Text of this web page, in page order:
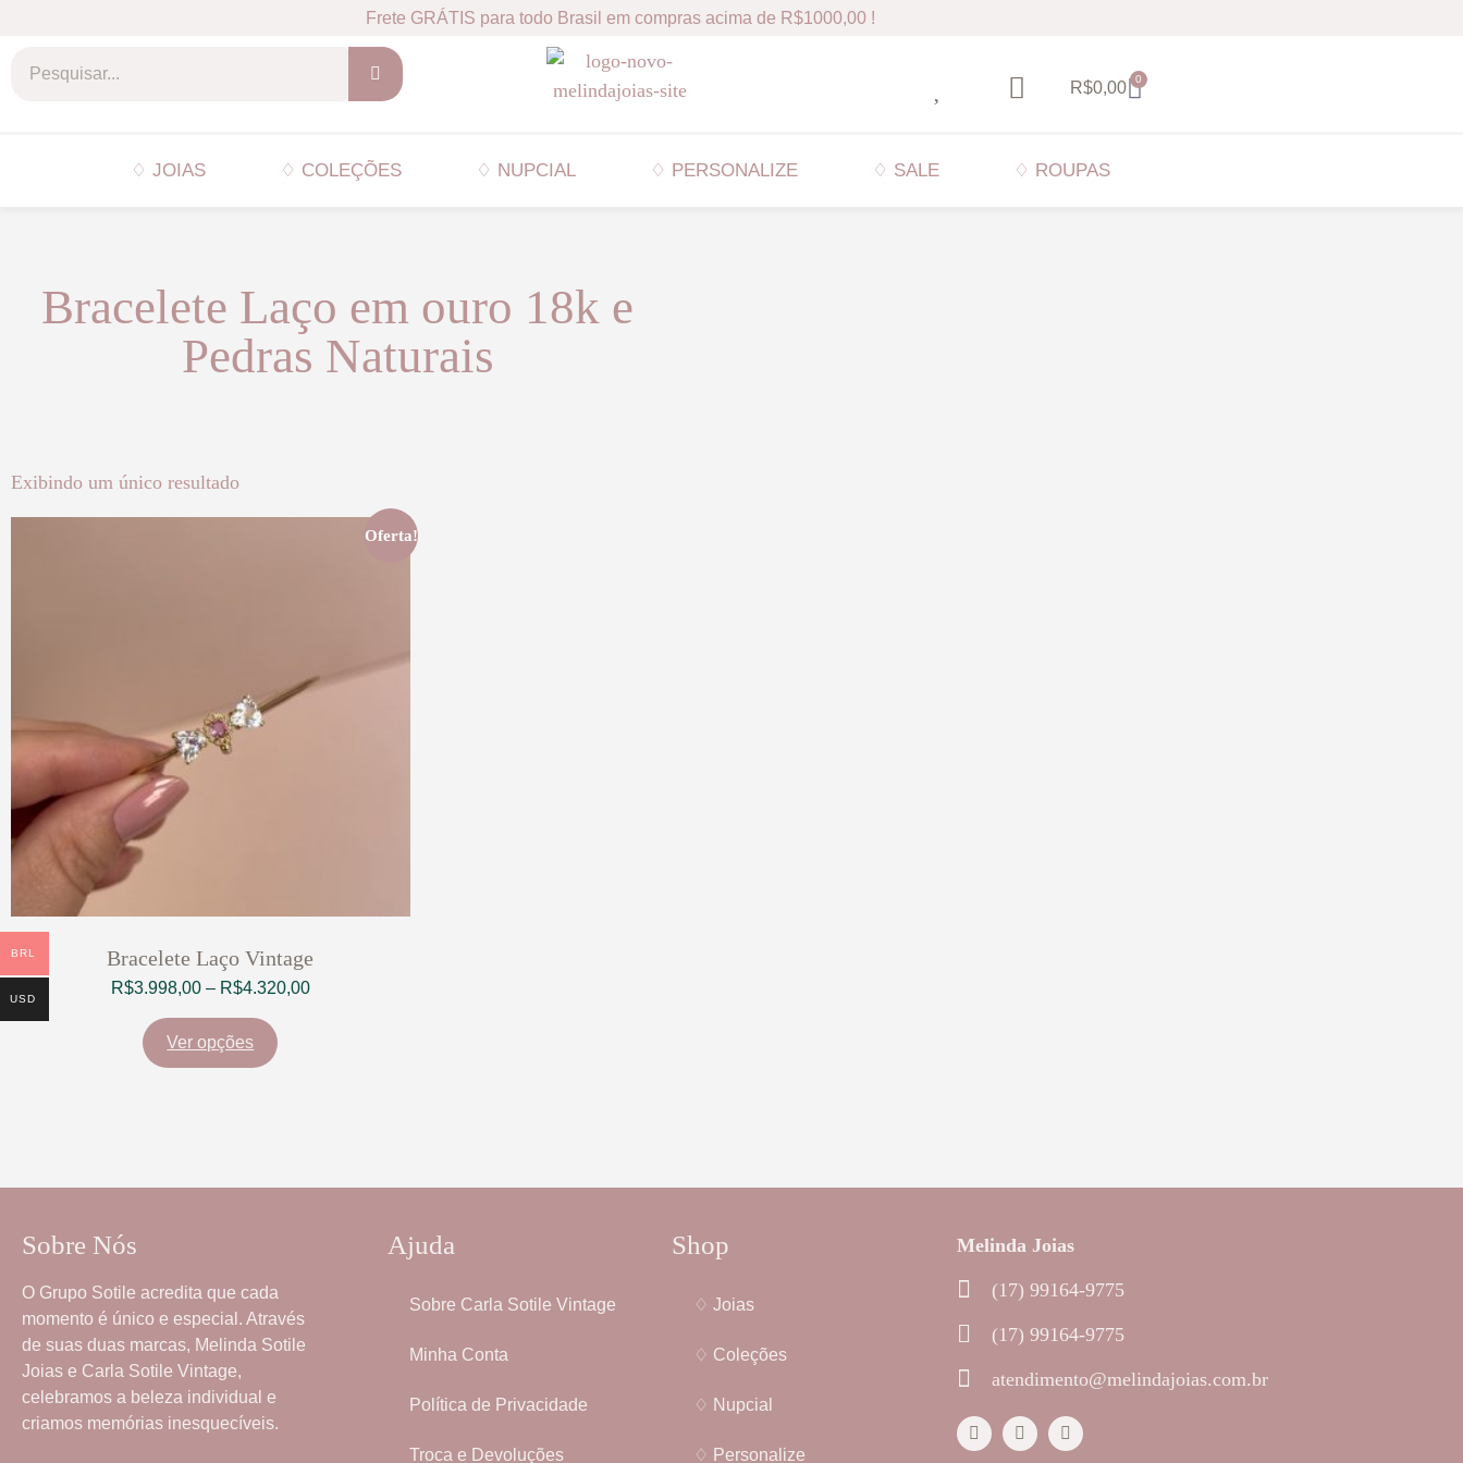
Frete GRÁTIS para todo Brasil em compras acima de R$1000,00 !
R$0,00 0
♢ JOIAS ♢ COLEÇÕES ♢ NUPCIAL ♢ PERSONALIZE ♢ SALE ♢ ROUPAS
Bracelete Laço em ouro 18k e
Pedras Naturais
Exibindo um único resultado
Oferta!
Bracelete Laço Vintage
R$3.998,00 – R$4.320,00
Ver opções
Sobre Nós
O Grupo Sotile acredita que cada
momento é único e especial. Através
de suas duas marcas, Melinda Sotile
Joias e Carla Sotile Vintage,
celebramos a beleza individual e
criamos memórias inesquecíveis.
Ajuda
Sobre Carla Sotile Vintage
Minha Conta
Política de Privacidade
Troca e Devoluções
Shop
♢ Joias
♢ Coleções
♢ Nupcial
♢ Personalize
Melinda Joias
(17) 99164-9775
(17) 99164-9775
atendimento@melindajoias.com.br
BRL
USD